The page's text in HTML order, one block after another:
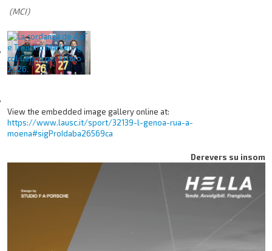
(MCI)
View the embedded image gallery online at:
https://www.lausc.it/sport/32139-l-genoa-rua-a-
moena#sigProIdaba26569ca
Derevers su insom